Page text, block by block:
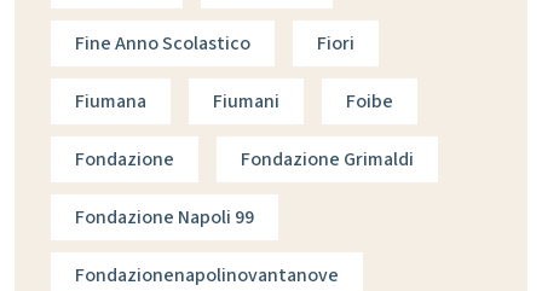
Fine Anno Scolastico Fiori
Fiumana Fiumani Foibe
Fondazione Fondazione Grimaldi
Fondazione Napoli 99
Fondazionenapolinovantanove